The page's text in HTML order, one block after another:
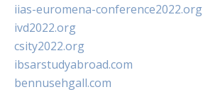
iias-euromena-conference2022.org
ivd2022.org
csity2022.org
ibsarstudyabroad.com
bennusehgall.com